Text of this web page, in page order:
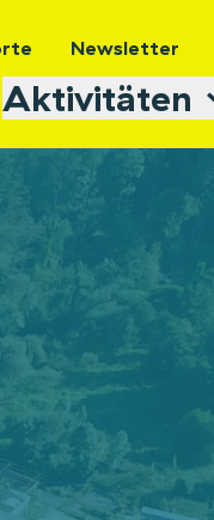
Newsletter
Aktivitäten